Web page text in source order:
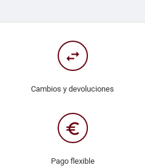
swap_horiz
Cambios y devoluciones
euro_symbol
Pago flexible